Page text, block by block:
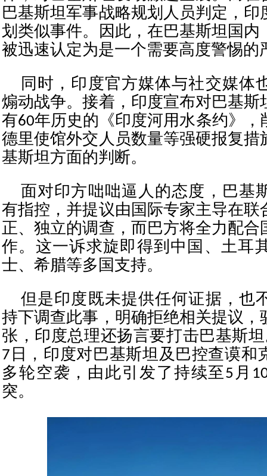
巴基斯坦军事战略规划人员判定，印
划类似事件。因此，在巴基斯坦国内
被迅速认定为是一个需要高度警惕的
同时，印度官方媒体与社交媒体
煽动战争。接着，印度宣布对巴基斯
有60年历史的《印度河用水条约》，
德里使馆外交人员数量等强硬报复措
基斯坦方面的判断。
面对印方咄咄逼人的态度，巴基
有指控，并提议由国际专家主导在联
正、独立的调查，而巴方将全力配合
作。这一诉求旋即得到中国、土耳
士、希腊等多国支持。
但是印度既未提供任何证据，也
持下调查此事，明确拒绝相关提议，
张，印度总理还扬言要打击巴基斯
7日，印度对巴基斯坦及巴控查谟和
多轮空袭，由此引发了持续至5月
突。